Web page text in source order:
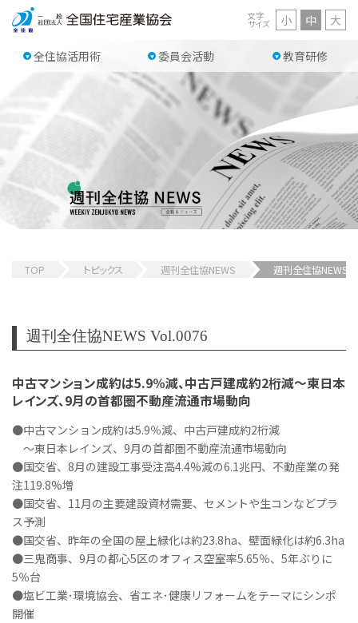
全住協活用術 委員会活動 教育研修
文字
サイズ 小 中 大
TOP トピックス 週刊全住協NEWS 週刊全住協NEWS
週刊全住協NEWS Vol.0076
中古マンション成約は5.9％減、中古戸建成約2桁減～東日本
レインズ、9月の首都圏不動産流通市場動向
●中古マンション成約は5.9％減、中古戸建成約2桁減
～東日本レインズ、9月の首都圏不動産流通市場動向
●国交省、8月の建設工事受注高4.4%減の6.1兆円、不動産業の発
注119.8%増
●国交省、11月の主要建設資材需要、セメントや生コンなどプラ
ス予測
●国交省、昨年の全国の屋上緑化は約23.8ha、壁面緑化は約6.3ha
●三鬼商事、9月の都心5区のオフィス空室率5.65％、5年ぶりに
5％台
●塩ビ工業･環境協会、省エネ･健康リフォームをテーマにシンポ
開催